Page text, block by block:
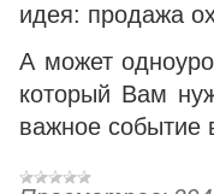
идея: продажа
А может
который Вам
важное событие